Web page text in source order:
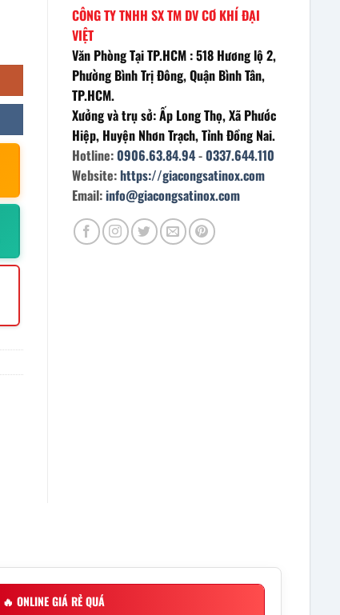
CÔNG TY TNHH SX TM DV CƠ KHÍ ĐẠI
VIỆT
Văn Phòng Tại TP.HCM : 518 Hương lộ 2,
Phường Bình Trị Đông, Quận Bình Tân,
TP.HCM.
Xưởng và trụ sở: Ấp Long Thọ, Xã Phước
Hiệp, Huyện Nhơn Trạch, Tỉnh Đồng Nai.
Hotline:0906.63.84.94-0337.644.110
Website:https://giacongsatinox.com
Email:info@giacongsatinox.com
🔥 ONLINE GIÁ RẺ QUÁ